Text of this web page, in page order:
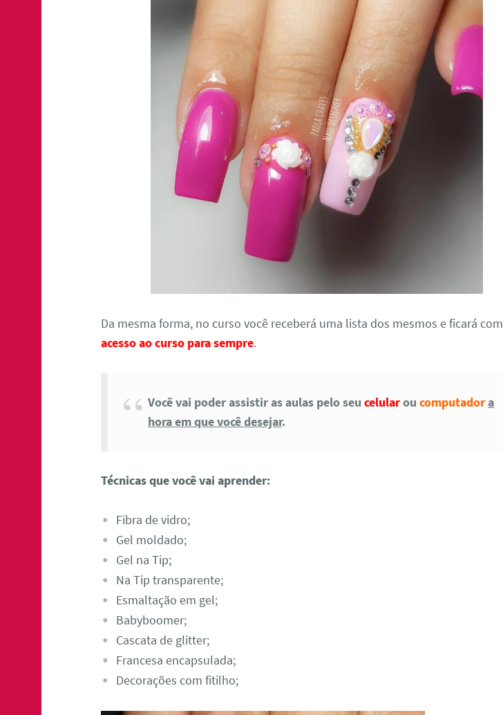
Da mesma forma, no curso você receberá uma lista dos mesmos e ficará com
acesso ao curso para sempre.
Você vai poder assistir as aulas pelo seu celularou computadora
hora em que você desejar.
Técnicas que você vai aprender:
Fibra de vidro;
Gel moldado;
Gel na Tip;
Na Tip transparente;
Esmaltação em gel;
Babyboomer;
Cascata de glitter;
Francesa encapsulada;
Decorações com fitilho;